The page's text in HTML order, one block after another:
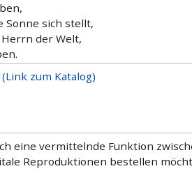
Sonne sich stellt,
der Welt,
zum Katalog)
eine vermittelnde Funktion
Reproduktionen bestellen